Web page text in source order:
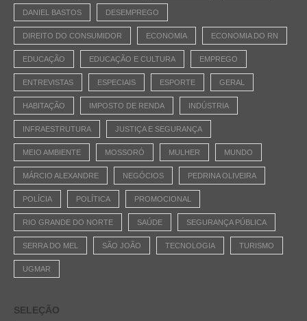
DANIEL BASTOS DESEMPREGO
DIREITO DO CONSUMIDOR ECONOMIA ECONOMIA DO RN
EDUCAÇÃO EDUCAÇÃO E CULTURA EMPREGO
ENTREVISTAS ESPECIAIS ESPORTE GERAL
HABITAÇÃO IMPOSTO DE RENDA INDÚSTRIA
INFRAESTRUTURA JUSTIÇA E SEGURANÇA
MEIO AMBIENTE MOSSORÓ MULHER MUNDO
MÁRCIO ALEXANDRE NEGÓCIOS PEDRINA OLIVEIRA
POLÍCIA POLÍTICA PROMOCIONAL
RIO GRANDE DO NORTE SAÚDE SEGURANÇA PÚBLICA
SERRA DO MEL SÃO JOÃO TECNOLOGIA TURISMO
UGMAR
SELEÇÃO